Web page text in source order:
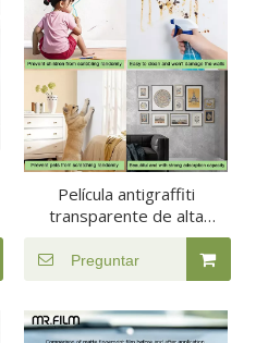
Película antigraffiti
transparente de alta
calidad para Windows
Preguntar